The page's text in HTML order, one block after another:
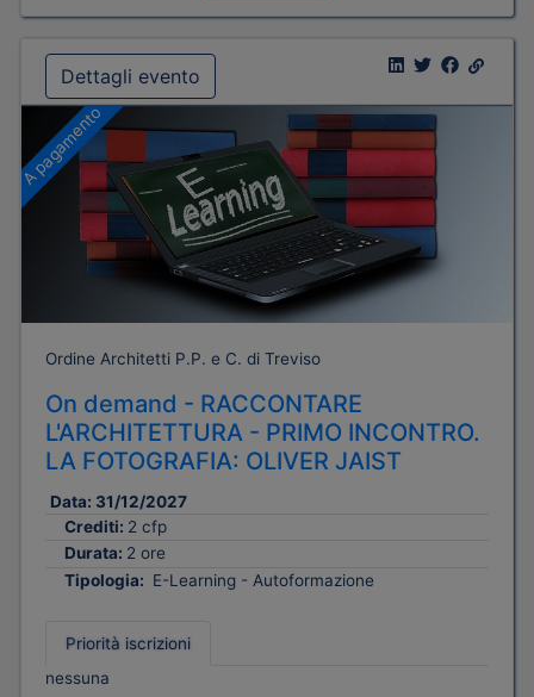
Dettagli evento
A pagamento
Ordine Architetti P.P. e C. di Treviso
On demand - RACCONTARE
L'ARCHITETTURA - PRIMO INCONTRO.
LA FOTOGRAFIA: OLIVER JAIST
Data: 31/12/2027
Crediti: 2 cfp
Durata: 2 ore
Tipologia: E-Learning - Autoformazione
Priorità iscrizioni
nessuna